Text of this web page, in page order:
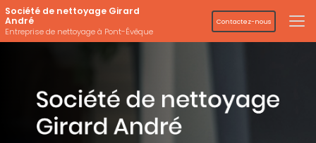
Aller
au
contenu
principal
Société de nettoyage Girard
André
Entreprise de nettoyage à Pont-Évêque
Contactez-nous